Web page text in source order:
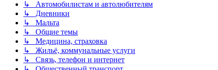
↳ Автомобилистам и автолюбителям
↳ Дневники
↳ Мальта
↳ Общие темы
↳ Медицина, страховка
↳ Жильё, коммунальные услуги
↳ Связь, телефон и интернет